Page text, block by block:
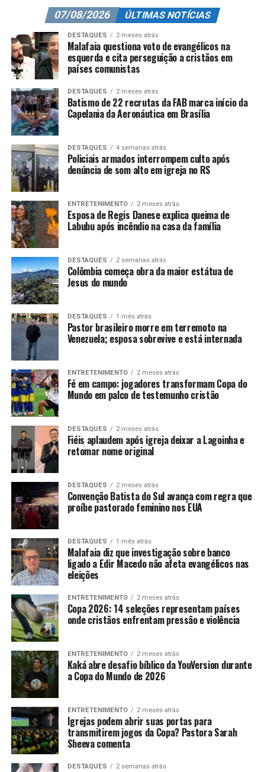
07/08/2026 ÚLTIMAS NOTÍCIAS
DESTAQUES 2 meses atrás
Malafaia questiona voto de evangélicos na
esquerda e cita perseguição a cristãos em
países comunistas
DESTAQUES 2 meses atrás
Batismo de 22 recrutas da FAB marca início da
Capelania da Aeronáutica em Brasília
DESTAQUES 4 semanas atrás
Policiais armados interrompem culto após
denúncia de som alto em igreja no RS
ENTRETENIMENTO 2 meses atrás
Esposa de Regis Danese explica queima de
Labubu após incêndio na casa da família
DESTAQUES 2 semanas atrás
Colômbia começa obra da maior estátua de
Jesus do mundo
DESTAQUES 1 mês atrás
Pastor brasileiro morre em terremoto na
Venezuela; esposa sobrevive e está internada
ENTRETENIMENTO 2 meses atrás
Fé em campo: jogadores transformam Copa do
Mundo em palco de testemunho cristão
DESTAQUES 2 meses atrás
Fiéis aplaudem após igreja deixar a Lagoinha e
retomar nome original
DESTAQUES 2 meses atrás
Convenção Batista do Sul avança com regra que
proíbe pastorado feminino nos EUA
DESTAQUES 1 mês atrás
Malafaia diz que investigação sobre banco
ligado a Edir Macedo não afeta evangélicos nas
eleições
ENTRETENIMENTO 2 meses atrás
Copa 2026: 14 seleções representam países
onde cristãos enfrentam pressão e violência
ENTRETENIMENTO 2 meses atrás
Kaká abre desafio bíblico da YouVersion durante
a Copa do Mundo de 2026
ENTRETENIMENTO 2 meses atrás
Igrejas podem abrir suas portas para
transmitirem jogos da Copa? Pastora Sarah
Sheeva comenta
DESTAQUES 2 semanas atrás